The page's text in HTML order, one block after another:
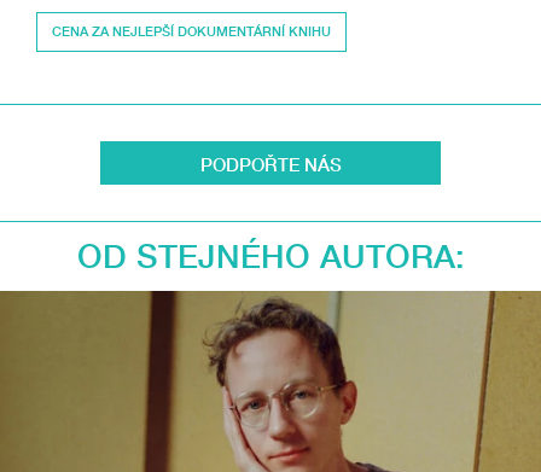
CENA ZA NEJLEPŠÍ DOKUMENTÁRNÍ KNIHU
PODPOŘTE NÁS
OD STEJNÉHO AUTORA: